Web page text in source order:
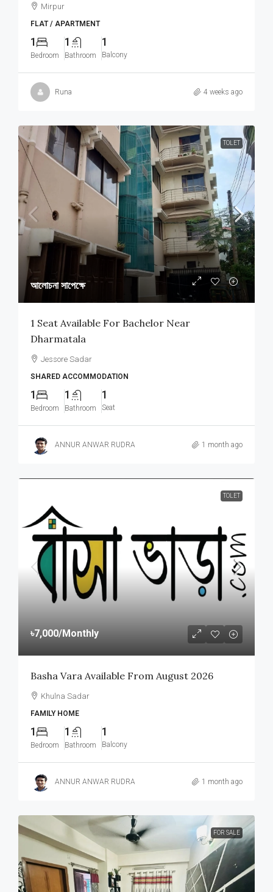
Mirpur
FLAT / APARTMENT
1
Bedroom
1
Bathroom
1
Balcony
Runa 4 weeks ago
TOLET
আলোচনা সাপেক্ষে
1 Seat Available For Bachelor Near
Dharmatala
Jessore Sadar
SHARED ACCOMMODATION
1
Bedroom
1
Bathroom
1
Seat
ANNUR ANWAR RUDRA 1 month ago
TOLET
৳7,000/Monthly
Basha Vara Available From August 2026
Khulna Sadar
FAMILY HOME
1
Bedroom
1
Bathroom
1
Balcony
ANNUR ANWAR RUDRA 1 month ago
FOR SALE